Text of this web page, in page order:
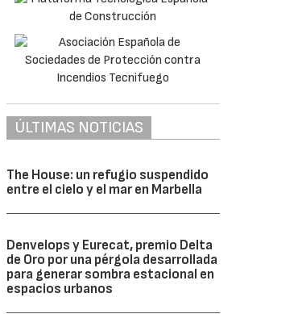
ÚLTIMAS NOTICIAS
The House: un refugio suspendido
entre el cielo y el mar en Marbella
Denvelops y Eurecat, premio Delta
de Oro por una pérgola desarrollada
para generar sombra estacional en
espacios urbanos